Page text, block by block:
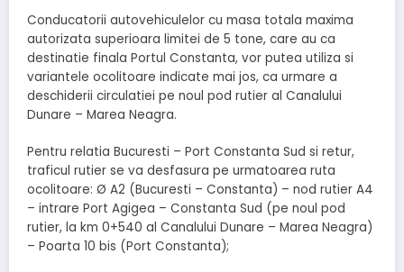
Conducatorii autovehiculelor cu masa totala maxima
autorizata superioara limitei de 5 tone, care au ca
destinatie finala Portul Constanta, vor putea utiliza si
variantele ocolitoare indicate mai jos, ca urmare a
deschiderii circulatiei pe noul pod rutier al Canalului
Dunare – Marea Neagra.
Pentru relatia Bucuresti – Port Constanta Sud si retur,
traficul rutier se va desfasura pe urmatoarea ruta
ocolitoare: Ø A2 (Bucuresti – Constanta) – nod rutier A4
– intrare Port Agigea – Constanta Sud (pe noul pod
rutier, la km 0+540 al Canalului Dunare – Marea Neagra)
– Poarta 10 bis (Port Constanta);